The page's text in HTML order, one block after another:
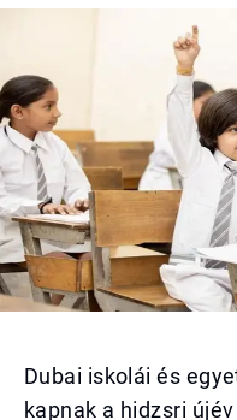
Dubai iskolái és
kapnak a hidzsri